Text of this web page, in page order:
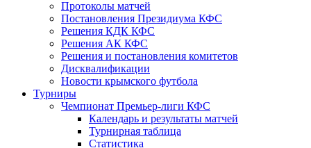
Протоколы матчей
Постановления Президиума КФС
Решения КДК КФС
Решения АК КФС
Решения и постановления комитетов
Дисквалификации
Новости крымского футбола
Турниры
Чемпионат Премьер-лиги КФС
Календарь и результаты матчей
Турнирная таблица
Статистика